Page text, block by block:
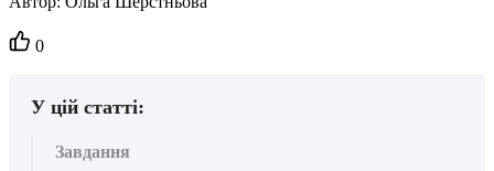
Кількість
вподобайок:
0
У цій статті:
Завдання